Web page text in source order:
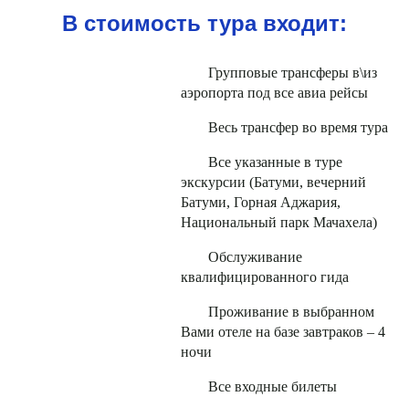
В стоимость тура входит:
Групповые трансферы в\из
аэропорта под все авиа рейсы
Весь трансфер во время тура
Все указанные в туре
экскурсии (Батуми, вечерний
Батуми, Горная Аджария,
Национальный парк Мачахела)
Обслуживание
квалифицированного гида
Проживание в выбранном
Вами отеле на базе завтраков – 4
ночи
Все входные билеты